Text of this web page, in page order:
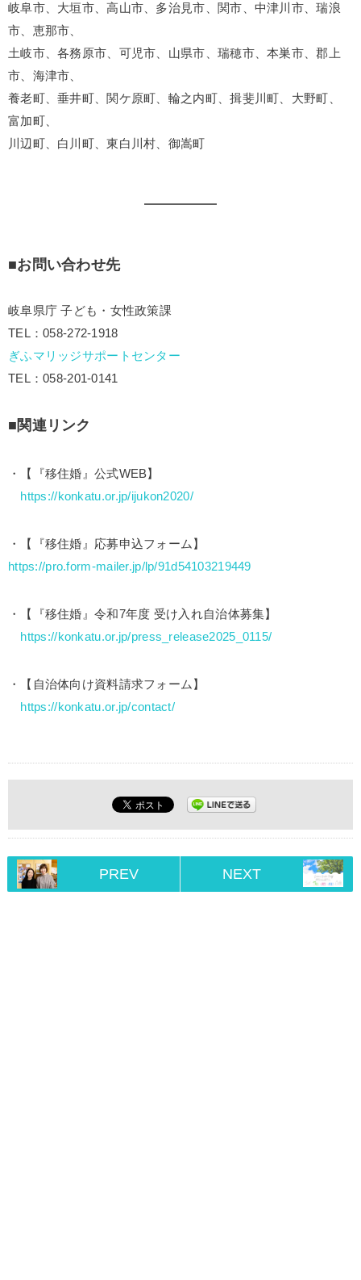
岐阜市、大垣市、高山市、多治見市、関市、中津川市、瑞浪
市、恵那市、
土岐市、各務原市、可児市、山県市、瑞穂市、本巣市、郡上
市、海津市、
養老町、垂井町、関ケ原町、輪之内町、揖斐川町、大野町、
富加町、
川辺町、白川町、東白川村、御嵩町
■お問い合わせ先
岐阜県庁 子ども・女性政策課
TEL：058-272-1918
ぎふマリッジサポートセンター
TEL：058-201-0141
■関連リンク
・【『移住婚』公式WEB】
https://konkatu.or.jp/ijukon2020/
・【『移住婚』応募申込フォーム】
https://pro.form-mailer.jp/lp/91d54103219449
・【『移住婚』令和7年度 受け入れ自治体募集】
https://konkatu.or.jp/press_release2025_0115/
・【自治体向け資料請求フォーム】
https://konkatu.or.jp/contact/
PREV NEXT